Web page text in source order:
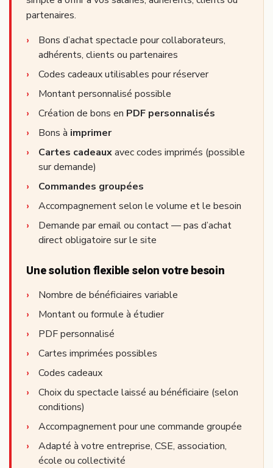
partenaires.
Bons d’achat spectacle pour collaborateurs,
adhérents, clients ou partenaires
Codes cadeaux utilisables pour réserver
Montant personnalisé possible
Création de bons en PDF personnalisés
Bons à imprimer
Cartes cadeauxavec codes imprimés (possible
sur demande)
Commandes groupées
Accompagnement selon le volume et le besoin
Demande par email ou contact — pas d’achat
direct obligatoire sur le site
Une solution flexible selon votre besoin
Nombre de bénéficiaires variable
Montant ou formule à étudier
PDF personnalisé
Cartes imprimées possibles
Codes cadeaux
Choix du spectacle laissé au bénéficiaire (selon
conditions)
Accompagnement pour une commande groupée
Adapté à votre entreprise, CSE, association,
école ou collectivité